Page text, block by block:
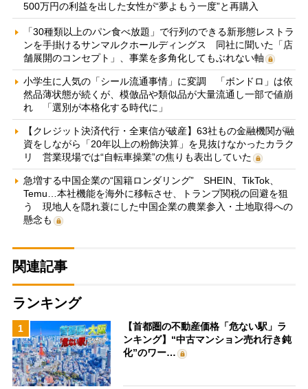
500万円の利益を出した女性が“夢よもう一度”と再購入
「30種類以上のパン食べ放題」で行列のできる新形態レストラ
ンを手掛けるサンマルクホールディングス 同社に聞いた「店
舗展開のコンセプト」、事業を多角化してもぶれない軸
小学生に人気の「シール流通事情」に変調 「ボンドロ」は依
然品薄状態が続くが、模倣品や類似品が大量流通し一部で値崩
れ 「選別が本格化する時代に」
【クレジット決済代行・全東信が破産】63社もの金融機関が融
資をしながら「20年以上の粉飾決算」を見抜けなかったカラク
リ 営業現場では“自転車操業”の焦りも表出していた
急増する中国企業の“国籍ロンダリング” SHEIN、TikTok、
Temu…本社機能を海外に移転させ、トランプ関税の回避を狙
う 現地人を隠れ蓑にした中国企業の農業参入・土地取得への
懸念も
関連記事
ランキング
1
【首都圏の不動産価格「危ない駅」ラ
ンキング】“中古マンション売れ行き鈍
化”のワー…